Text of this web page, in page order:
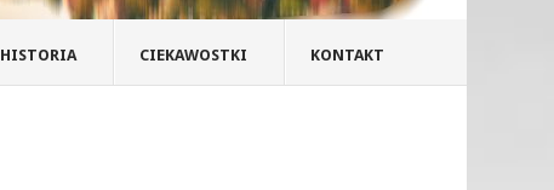
HISTORIA CIEKAWOSTKI KONTAKT